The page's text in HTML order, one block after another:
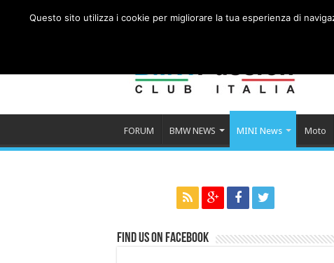
FORUM BMW NEWS MINI News Moto
Find us on Facebook
Questo sito utilizza i cookie per migliorare la tua esperienza di